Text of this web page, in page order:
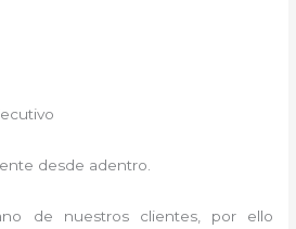
desde adentro.
de nuestros clientes, por ello